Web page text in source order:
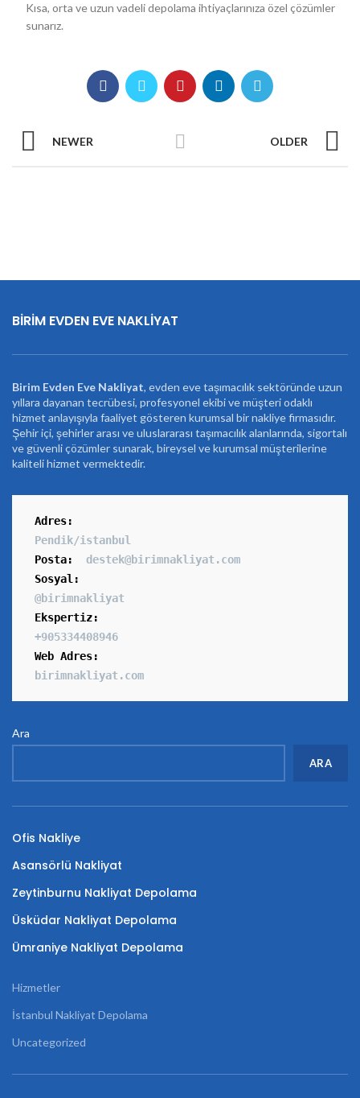
Kısa, orta ve uzun vadeli depolama ihtiyaçlarınıza özel çözümler
sunarız.
NEWER OLDER
BİRİM EVDEN EVE NAKLİYAT
Birim Evden Eve Nakliyat, evden eve taşımacılık sektöründe uzun
yıllara dayanan tecrübesi, profesyonel ekibi ve müşteri odaklı
hizmet anlayışıyla faaliyet gösteren kurumsal bir nakliye firmasıdır.
Şehir içi, şehirler arası ve uluslararası taşımacılık alanlarında, sigortalı
ve güvenli çözümler sunarak, bireysel ve kurumsal müşterilerine
kaliteli hizmet vermektedir.
Adres:
Pendik/istanbul
Posta:
destek@birimnakliyat.com
Sosyal:
@birimnakliyat
Ekspertiz:
+905334408946
Web Adres:
birimnakliyat.com
Ara
ARA
Ofis Nakliye
Asansörlü Nakliyat
Zeytinburnu Nakliyat Depolama
Üsküdar Nakliyat Depolama
Ümraniye Nakliyat Depolama
Hizmetler
İstanbul Nakliyat Depolama
Uncategorized